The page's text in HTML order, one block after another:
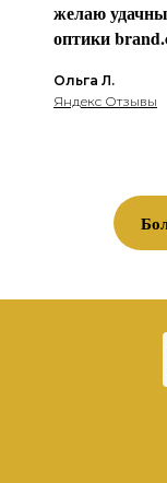
желаю
оптики
Ольга Л.
Яндекс Отзывы